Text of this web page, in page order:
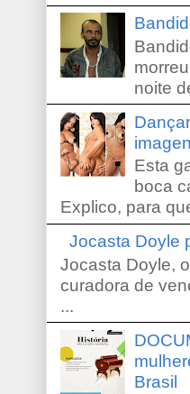
noite
Esta
boca
Explico, para
Jocasta Doyle
Jocasta Doyle,
curadora de
...
Brasil